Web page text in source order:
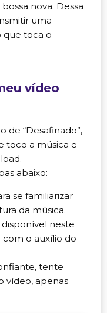
nova. Dessa
uma
que toca o
vídeo
de “Desafinado”,
toco a música e
abaixo:
se familiarizar
da música.
disponível neste
o auxílio do
tente
vídeo, apenas